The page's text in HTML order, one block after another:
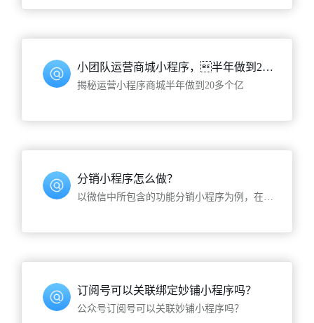
小团队运营商城小程序，半年做到20多个亿
揭秘运营小程序商城半年做到20多个亿
分销小程序怎么做？
以微信中所包含的功能分销小程序为例，在微信聊天框界面下拉，即可出现很多小程序，我们所说的微信小程序分销系统是基于小程序开发的一种分销系统，微信小程序分销系统​是一个无需开发APP，操作比较便捷的小程序
订阅号可以关联绑定妙铺小程序吗？
公众号订阅号可以关联妙铺小程序吗？